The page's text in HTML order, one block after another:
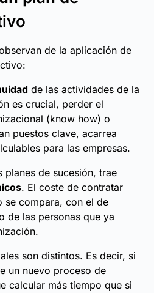
de la aplicación de
de las actividades de la
es crucial, perder el
(know how) o
puestos clave, acarrea
para las empresas.
planes de sucesión, trae
. El coste de contratar
se compara, con el de
de las personas que ya
son distintos. Es decir, si
un nuevo proceso de
calcular más tiempo que si